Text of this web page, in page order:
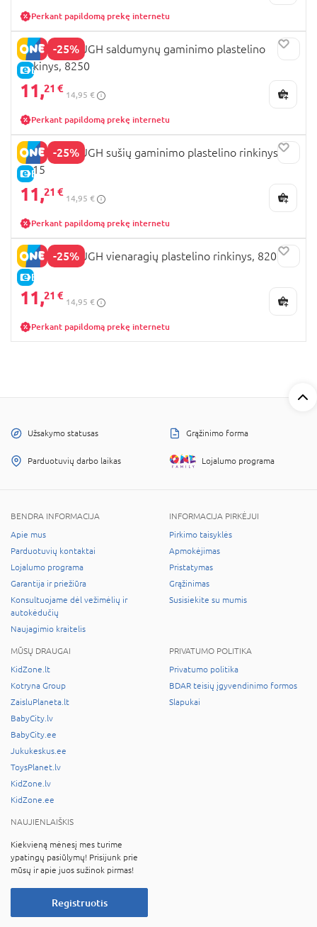
Perkant papildomą prekę internetu
-25%
E-KAINA
PLAYGO DOUGH saldumynų gaminimo plastelino
rinkinys, 8250
11,21 €
14,95 €
Perkant papildomą prekę internetu
-25%
E-KAINA
PLAYGO DOUGH sušių gaminimo plastelino rinkinys,
8215
11,21 €
14,95 €
Perkant papildomą prekę internetu
-25%
E-KAINA
PLAYGO DOUGH vienaragių plastelino rinkinys, 8201
11,21 €
14,95 €
Perkant papildomą prekę internetu
Užsakymo statusas Grąžinimo forma
Parduotuvių darbo laikas Lojalumo programa
BENDRA INFORMACIJA
Apie mus
Parduotuvių kontaktai
Lojalumo programa
Garantija ir priežiūra
Konsultuojame dėl vežimėlių ir
autokėdučių
Naujagimio kraitelis
INFORMACIJA PIRKĖJUI
Pirkimo taisyklės
Apmokėjimas
Pristatymas
Grąžinimas
Susisiekite su mumis
MŪSŲ DRAUGAI
KidZone.lt
Kotryna Group
ZaisluPlaneta.lt
BabyCity.lv
BabyCity.ee
Jukukeskus.ee
ToysPlanet.lv
KidZone.lv
KidZone.ee
PRIVATUMO POLITIKA
Privatumo politika
BDAR teisių įgyvendinimo formos
Slapukai
NAUJIENLAIŠKIS
Kiekvieną mėnesį mes turime
ypatingų pasiūlymų! Prisijunk prie
mūsų ir apie juos sužinok pirmas!
Registruotis